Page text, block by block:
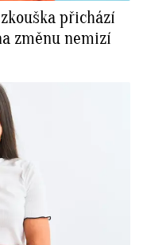
přichází
změnu nemizí